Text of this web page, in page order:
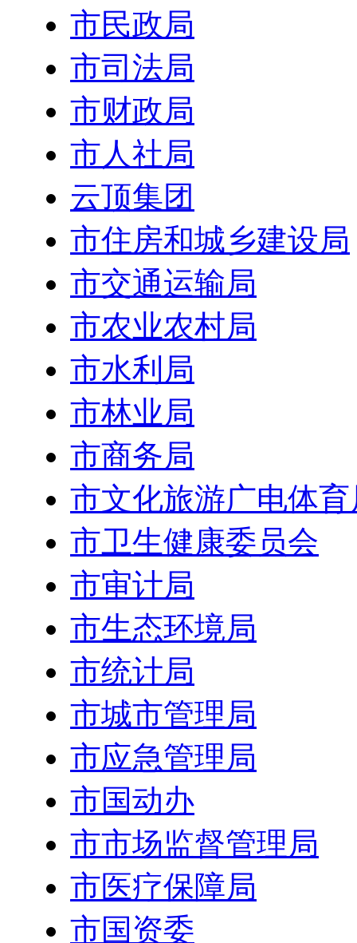
市民政局
市司法局
市财政局
市人社局
云顶集团
市住房和城乡建设局
市交通运输局
市农业农村局
市水利局
市林业局
市商务局
市文化旅游广电体育
市卫生健康委员会
市审计局
市生态环境局
市统计局
市城市管理局
市应急管理局
市国动办
市市场监督管理局
市医疗保障局
市国资委